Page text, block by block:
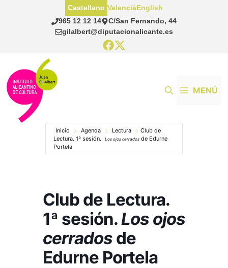
965 12 12 14
C/San Fernando, 44
gilalbert@diputacionalicante.es
Castellano ValenciàEnglish
MENÚ
Inicio Agenda Lectura
Club de
Lectura. 1ª sesión.
Los ojos cerrados de Edurne
Portela
Club de Lectura.
1ª sesión.Los ojos
cerrados de
Edurne Portela